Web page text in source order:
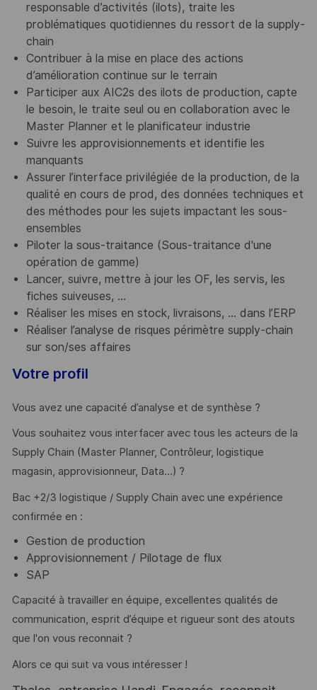
responsable d’activités (ilots), traite les
problématiques quotidiennes du ressort de la supply-
chain
Contribuer à la mise en place des actions
d’amélioration continue sur le terrain
Participer aux AIC2s des ilots de production, capte
le besoin, le traite seul ou en collaboration avec le
Master Planner et le planificateur industrie
Suivre les approvisionnements et identifie les
manquants
Assurer l’interface privilégiée de la production, de la
qualité en cours de prod, des données techniques et
des méthodes pour les sujets impactant les sous-
ensembles
Piloter la sous-traitance (Sous-traitance d'une
opération de gamme)
Lancer, suivre, mettre à jour les OF, les servis, les
fiches suiveuses, ...
Réaliser les mises en stock, livraisons, ... dans l’ERP
Réaliser l’analyse de risques périmètre supply-chain
sur son/ses affaires
Votre profil
Vous avez une capacité d’analyse et de synthèse ?
Vous souhaitez vous interfacer avec tous les acteurs de la
Supply Chain (Master Planner, Contrôleur, logistique
magasin, approvisionneur, Data…) ?
Bac +2/3 logistique / Supply Chain avec une expérience
confirmée en :
Gestion de production
Approvisionnement / Pilotage de flux
SAP
Capacité à travailler en équipe, excellentes qualités de
communication, esprit d’équipe et rigueur sont des atouts
que l'on vous reconnait ?
Alors ce qui suit va vous intéresser !